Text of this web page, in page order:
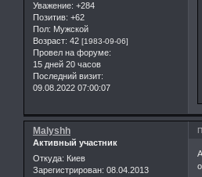
Уважение: +284
Позитив: +62
Пол: Мужской
Возраст: 42 [1983-09-06]
Провел на форуме:
15 дней 20 часов
Последний визит:
09.08.2022 07:00:07
Malyshh
Активный участник
Откуда: Киев
Зарегистрирован: 08.04.2013